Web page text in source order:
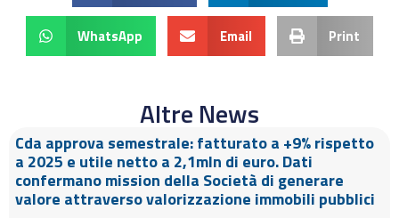
WhatsApp Email Print
Altre News
Cda approva semestrale: fatturato a +9% rispetto
a 2025 e utile netto a 2,1mln di euro. Dati
confermano mission della Società di generare
valore attraverso valorizzazione immobili pubblici